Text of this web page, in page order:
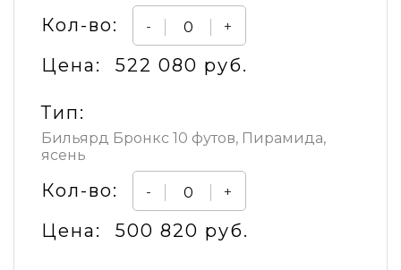
Кол-во: - +
Цена: 522 080 руб.
Тип:
Бильярд Бронкс 10 футов, Пирамида,
ясень
Кол-во: - +
Цена: 500 820 руб.